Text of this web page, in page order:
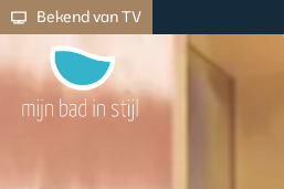
Bekend van TV